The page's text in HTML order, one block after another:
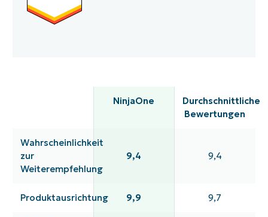
NinjaOne
Durchschnittliche
Bewertungen
Wahrscheinlichkeit
zur
Weiterempfehlung
9,4 9,4
Produktausrichtung 9,9 9,7